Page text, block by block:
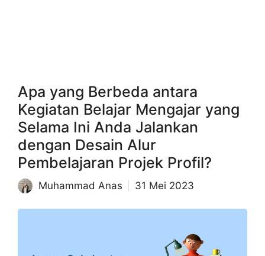
Apa yang Berbeda antara
Kegiatan Belajar Mengajar yang
Selama Ini Anda Jalankan
dengan Desain Alur
Pembelajaran Projek Profil?
Muhammad Anas 31 Mei 2023